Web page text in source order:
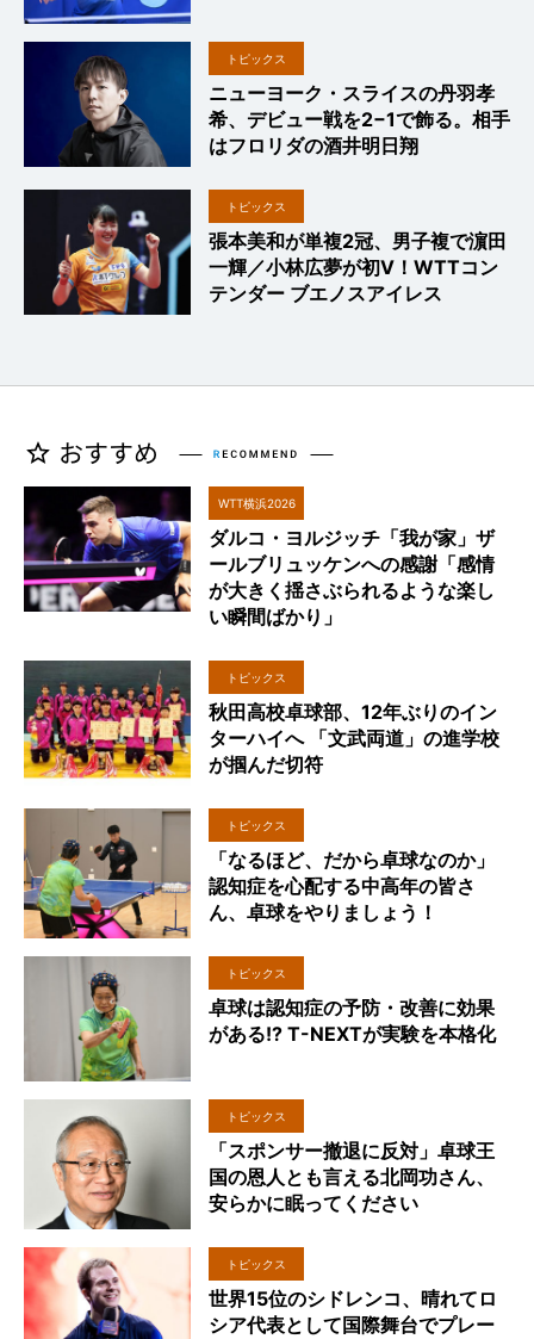
トピックス
ニューヨーク・スライスの丹羽孝
希、デビュー戦を2−1で飾る。相手
はフロリダの酒井明日翔
トピックス
張本美和が単複2冠、男子複で濵田
一輝／小林広夢が初V！WTTコン
テンダー ブエノスアイレス
WTT横浜2026
ダルコ・ヨルジッチ「我が家」ザ
ールブリュッケンへの感謝「感情
が大きく揺さぶられるような楽し
い瞬間ばかり」
トピックス
秋田高校卓球部、12年ぶりのイン
ターハイへ 「文武両道」の進学校
が掴んだ切符
トピックス
「なるほど、だから卓球なのか」
認知症を心配する中高年の皆さ
ん、卓球をやりましょう！
トピックス
卓球は認知症の予防・改善に効果
がある!? T-NEXTが実験を本格化
トピックス
「スポンサー撤退に反対」卓球王
国の恩人とも言える北岡功さん、
安らかに眠ってください
トピックス
世界15位のシドレンコ、晴れてロ
シア代表として国際舞台でプレー